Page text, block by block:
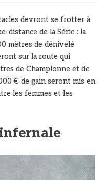
devront se frotter à
distance de la Série : la
mètres de dénivelé
sur la route qui
de Championne et de
€ de gain seront mis en
les femmes et les